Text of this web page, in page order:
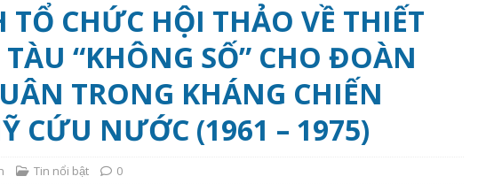
TỔ CHỨC HỘI THẢO VỀ THIẾT
“KHÔNG SỐ” CHO ĐOÀN
TRONG KHÁNG CHIẾN
CỨU NƯỚC (1961 – 1975)
Tin nổi bật 0